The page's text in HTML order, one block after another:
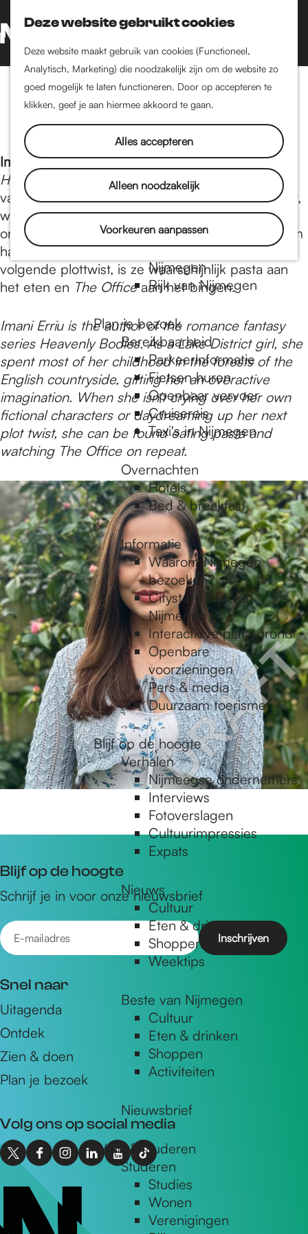
Deze website gebruikt cookies
Deze website maakt gebruik van cookies (Functioneel,
Analytisch, Marketing) die noodzakelijk zijn om de website zo
goed mogelijk te laten functioneren. Door op accepteren te
klikken, geef je aan hiermee akkoord te gaan.
Alles accepteren
Alleen noodzakelijk
Voorkeuren aanpassen
a
d
e
h
o
m
e
p
a
e
Z
o
e
k
e
n
K
a
a
r
t
M
e
n
Dukenburg
Lindenholt
Historie
De oudste stad van
Nederland
Historische tijdlijn
Romeinse Limes
Vrede van Nijmegen
Penning
Natuur in Nijmegen
Groenkaart van
Nijmegen
Rijk van Nijmegen
Plan je bezoek
Bereikbaarheid
Parkeerinformatie
Fietsen huren
Openbaar vervoer
Cruisereis
Taxi's in Nijmegen
Overnachten
Hotels
Bed & breakfast
Informatie
Waarom Nijmegen
bezoeken?
Citystore Rijk van
Nijmegen
Interactieve plattegrond
Openbare
voorzieningen
Pers & media
Duurzaam toerisme
Blijf op de hoogte
Verhalen
Nijmeegse ondernemers
Interviews
Fotoverslagen
Cultuurimpressies
Expats
Nieuws
Cultuur
Eten & drinken
Shoppen
Weektips
Beste van Nijmegen
Cultuur
Eten & drinken
Shoppen
Activiteiten
Nieuwsbrief
Werk & studeren
Studeren
Studies
Wonen
Verenigingen
Bio: Imani Erriu
Imani Erriuis de auteur van de romantasy serie
Heavenly Bodies
. Ze spendeerde een groot deel
van haar jeugd in de bossen van het Lake District,
waar ze een grote verbeeldingskracht
ontwikkelde. Wanneer ze niet aan het huilen is om
haar eigen personages, of dagdroomt over haar
volgende plottwist, is ze waarschijnlijk pasta aan
het eten en The Officeaan het bingen.
Imani Erriu is the author of the romance fantasy
series Heavenly Bodies. As a Lake District girl, she
spent most of her childhood in the forests of the
English countryside, gifting her an overactive
imagination. When she isn't crying over her own
fictional characters or daydreaming up her next
plot twist, she can be found eating pasta and
watching The Office on repeat.
Blijf op de hoogte
Schrijf je in voor onze nieuwsbrief
E
-
a
i
l
a
d
e
Snel naar
Uitagenda
Ontdek
Zien & doen
Plan je bezoek
Volg ons op social media
X
F
a
e
I
L
Y
T
k
T